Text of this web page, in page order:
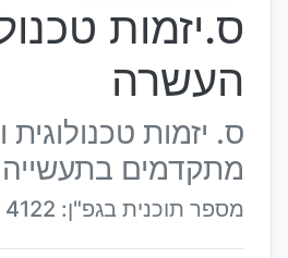
ס.יזמות
העשרה
ס. יזמות טכנולוגית
מתקדמים בתעשייה
מספר תוכנית בגפ"ן: 4122